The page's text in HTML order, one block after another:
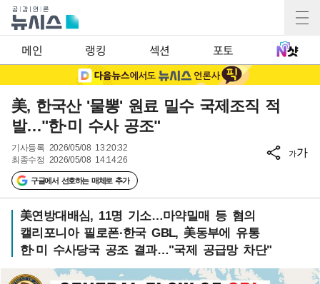
메인 랭킹 섹션 포토
美, 한국산 '물뽕' 원료 밀수 국제조직 적
발…"한·미 수사 공조"
기사등록 2026/05/08 13:20:32
최종수정 2026/05/08 14:14:26
구글에서 선호하는 매체로 추가
가가
美연방대배심, 11명 기소…마약밀매 등 혐의
캘리포니아 필로폰·한국 GBL, 美동부에 유통
한·미 수사당국 공조 결과…"국제 공급망 차단"